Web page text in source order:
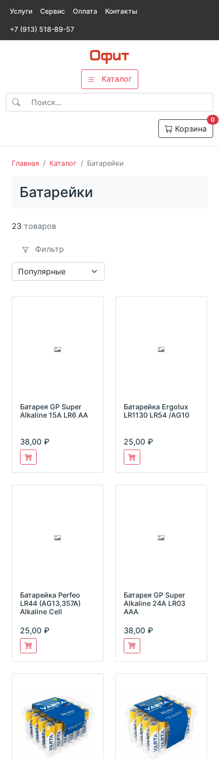
Услуги Сервис Оплата Контакты
+7 (913) 518-89-57
Каталог
Корзина
0
Главная Каталог Батарейки
Батарейки
23 товаров
Фильтр
Батарея GP Super
Alkaline 15A LR6 AA
38,00
Батарейка Ergolux
LR1130 LR54 /AG10
25,00
Батарейка Perfeo
LR44 (AG13,357A)
Alkaline Cell
25,00
Батарея GP Super
Alkaline 24A LR03
AAA
38,00